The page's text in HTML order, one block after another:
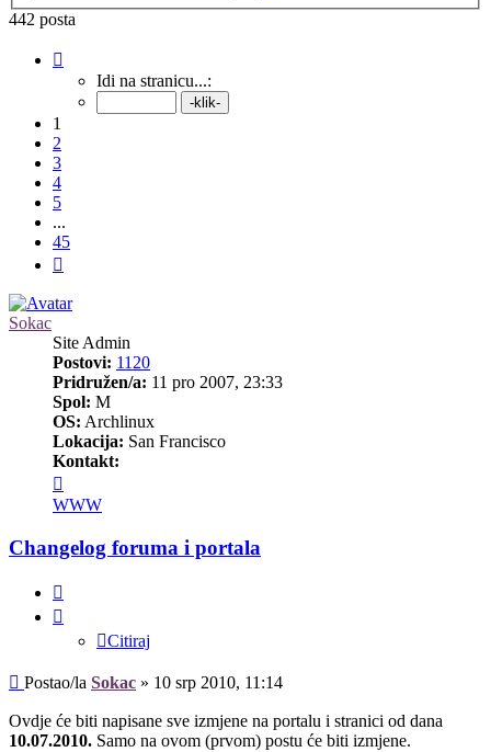
442 posta
45 .Idi na stranicu...:
1
2
3
4
5
...
45
Sokac
Site Admin
Postovi: 1120
Pridružen/a: 11 pro 2007, 23:33
Spol: M
OS: Archlinux
Lokacija: San Francisco
Kontakt:
korisnika/cu
Sokac
WWW
Changelog foruma i portala
Citiraj
Post
Postao/la Sokac » 10 srp 2010, 11:14
Ovdje će biti napisane sve izmjene na portalu i stranici od dana
10.07.2010. Samo na ovom (prvom) postu će biti izmjene.